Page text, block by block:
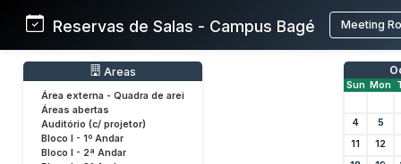
Reservas de Salas - Campus Bagé Meeting
Areas
Área externa - Quadra de arei
Áreas abertas
Auditório (c/ projetor)
Bloco I - 1º Andar
Bloco I - 2ª Andar
Sun Mon
4
5
11
12